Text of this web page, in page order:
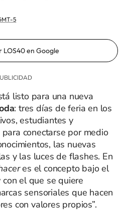
5
LOS40 en Google
listo para una nueva
: tres días de feria en los
estudiantes y
conectarse por medio
las nuevas
y las luces de flashes. En
es el concepto bajo el
el que se quiere
sensoriales que hacen
con valores propios”.